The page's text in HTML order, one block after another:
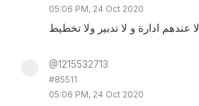
05:06 PM, 24 Oct 2020
لا عندهم ادارة و لا تدبير ولا تخطيط
@1215532713
#85511
05:06 PM, 24 Oct 2020